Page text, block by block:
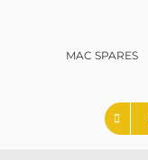
MAC SPARES